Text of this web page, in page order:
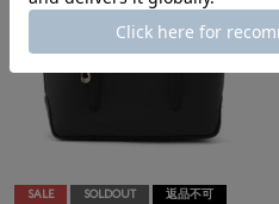
SALE SOLDOUT 返品不可